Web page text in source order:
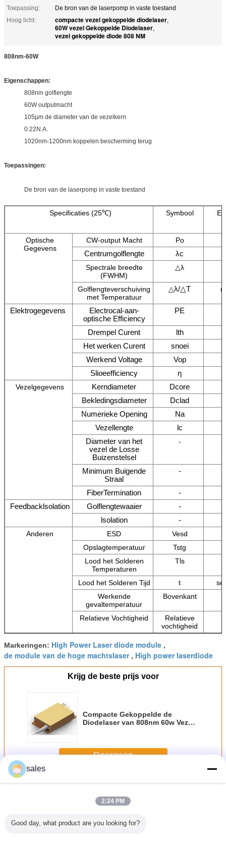
Toepassing:
De bron van de laserpomp in vaste toestand
Hoog licht:
compacte vezel gekoppelde diodelaser,
60W vezel Gekoppelde Diodelaser,
vezel gekoppelde diode 808 NM
808nm-60W
Eigenschappen:
808nm golflengte
60W outputmacht
105µm de diameter van de vezelkern
0.22N.A.
1020nm-1200nm koppelen bescherming terug
Toepassingen:
De bron van de laserpomp in vaste toestand
Specificaties (25℃) Symbool
Optische
Gegevens
CW-output Macht Po
Centrumgolflengte λc
Spectrale breedte
(FWHM)
△λ
Golflengteverschuiving
met Temperatuur
△λ/△T
Elektrogegevens
Electrocal-aan-
optische Efficiency
PE
Drempel Curent
lth
Het werken Curent
snoei
Werkend Voltage
Vop
Slioeefficiency
η
Vezelgegevens Kerndiameter Dcore
Bekledingsdiameter
Dclad
Numerieke Opening
Na
Vezellengte
lc
Diameter van het
vezel de Losse
Buizenstelsel
-
Minimum Buigende
Straal
-
FiberTermination
-
Feedbacklsolation
Golflengtewaaier -
lsolation
-
Anderen ESD
Vesd
Opslagtemperatuur
Tstg
Lood het Solderen
Temperaturen
Tls
Lood het Solderen Tijd t
Werkende
gevaltemperatuur
Bovenkant
Relatieve Vochtigheid
Relatieve
vochtigheid
Markeringen: High Power Laser diode module ,
de module van de hoge machtslaser, High power laserdiode
Krijg de beste prijs voor
Compacte Gekoppelde de
Diodelaser van 808nm 60w Vezel
Doorgaan
MeerVezel Gekoppelde Diodelaser
sales
2:24 PM
Good day, what product are you looking for?